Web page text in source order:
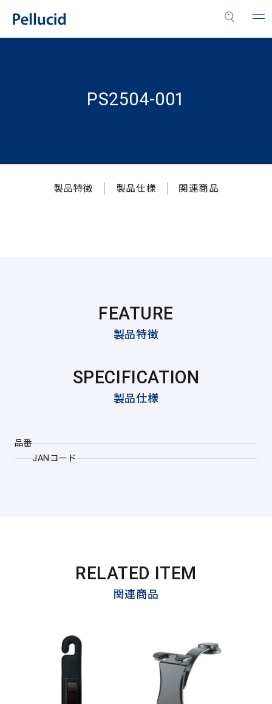
PS2504-001
製品特徴 製品仕様 関連商品
FEATURE
製品特徴
SPECIFICATION
製品仕様
品番
JANコード
RELATED ITEM
関連商品